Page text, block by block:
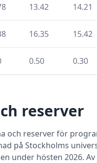
13.42 14.21
16.35 15.42
0.50 0.30
reserver
och reserver för
på Stockholms
under hösten 2026.